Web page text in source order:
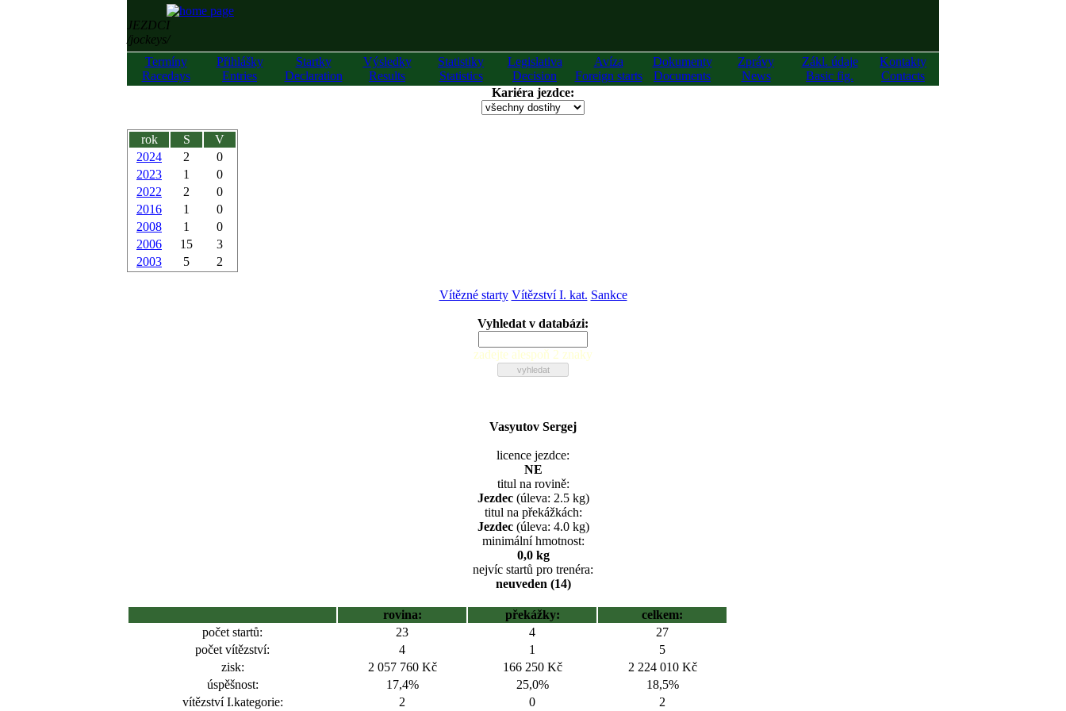
JEZDCI
/jockeys/
Termíny
Racedays
Přihlášky
Entries
Startky
Declaration
Výsledky
Results
Statistiky
Statistics
Legislativa
Decision
Avíza
Foreign starts
Dokumenty
Documents
Zprávy
News
Zákl. údaje
Basic fig.
Kontakty
Contacts
Kariéra jezdce:
rok S
V
2024
2
0
2023
1
0
2022
2
0
2016
1
0
2008
1
0
2006
15
3
2003
5 2
Vítězné starty Vítězství I. kat. Sankce
Vyhledat v databázi:
zadejte alespoň 2 znaky
Vasyutov Sergej
licence jezdce:
NE
titul na rovině:
Jezdec(úleva: 2.5 kg)
titul na překážkách:
Jezdec(úleva: 4.0 kg)
minimální hmotnost:
0,0 kg
nejvíc startů pro trenéra:
neuveden (14)
rovina: překážky:
celkem:
počet startů:
23 4
27
počet vítězství:
4 1
5
zisk:
2 057 760 Kč 166 250 Kč
2 224 010 Kč
úspěšnost:
17,4% 25,0%
18,5%
vítězství I.kategorie:
2 0 2